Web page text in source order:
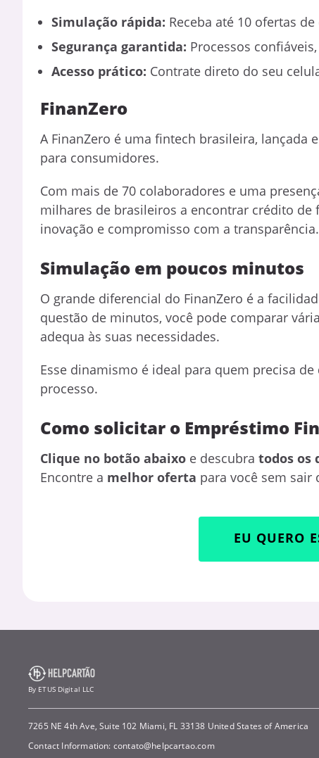
Simulação rápida: Receba até 10 ofertas
Segurança garantida: Processos
Acesso prático: Contrate direto do seu
FinanZero
A FinanZero é uma fintech brasileira, lançada
para consumidores.
Com mais de 70 colaboradores e uma
milhares de brasileiros a encontrar crédito de
inovação e compromisso com a transparência.
Simulação em poucos minutos
O grande diferencial do FinanZero é a
questão de minutos, você pode comparar
adequa às suas necessidades.
Esse dinamismo é ideal para quem precisa
processo.
Como solicitar o Empréstimo
Clique no botão abaixo e descubra todos os
Encontre a melhor oferta para você sem sair
EU QUERO
By ETUS Digital LLC
7265 NE 4th Ave, Suite 102 Miami, FL 33138 United States of America
Contact Information: contato@helpcartao.com